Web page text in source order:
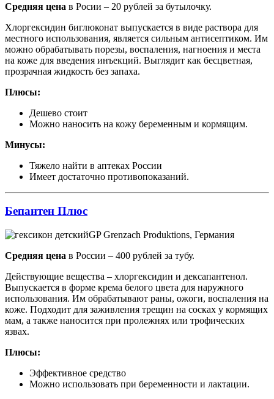
Средняя цена в Росии – 20 рублей за бутылочку.
Хлоргексидин биглюконат выпускается в виде раствора для
местного использования, является сильным антисептиком. Им
можно обрабатывать порезы, воспаления, нагноения и места
на коже для введения инъекций. Выглядит как бесцветная,
прозрачная жидкость без запаха.
Плюсы:
Дешево стоит
Можно наносить на кожу беременным и кормящим.
Минусы:
Тяжело найти в аптеках России
Имеет достаточно противопоказаний.
Бепантен Плюс
GP Grenzach Produktions, Германия
Средняя цена в России – 400 рублей за тубу.
Действующие вещества – хлоргексидин и дексапантенол.
Выпускается в форме крема белого цвета для наружного
использования. Им обрабатывают раны, ожоги, воспаления на
коже. Подходит для заживления трещин на сосках у кормящих
мам, а также наносится при пролежнях или трофических
язвах.
Плюсы:
Эффективное средство
Можно использовать при беременности и лактации.